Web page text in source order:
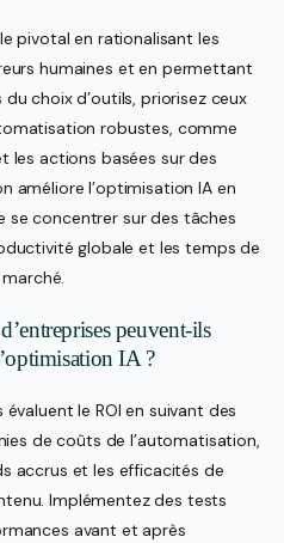
pivotal en rationalisant les
humaines et en permettant
choix d’outils, priorisez ceux
robustes, comme
les actions basées sur des
améliore l’optimisation IA en
concentrer sur des tâches
globale et les temps de
peuvent-ils
IA ?
le ROI en suivant des
de coûts de l’automatisation,
accrus et les efficacités de
Implémentez des tests
avant et après